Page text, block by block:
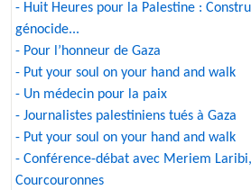
- Huit Heures pour la Palestine :
génocide...
- Pour l’honneur de Gaza
- Put your soul on your hand and walk
- Un médecin pour la paix
- Journalistes palestiniens tués à Gaza
- Put your soul on your hand and walk
- Conférence-débat avec Meriem
Courcouronnes